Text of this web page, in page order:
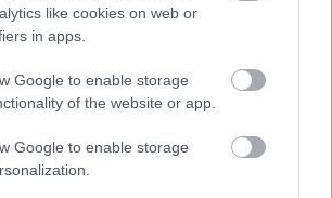
like cookies on web or
in apps.
Google to enable storage
of the website or app.
Google to enable storage
készítés Budapest
• 2019. június 30.
fejlesztésű webáruház Céges
Budapest